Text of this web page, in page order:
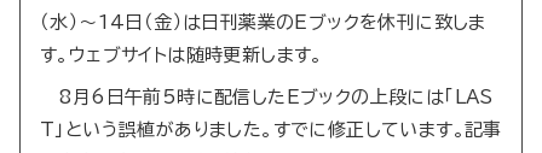
（水）～14日（金）は日刊薬業のEブックを休刊に致しま
す。ウェブサイトは随時更新します。
8月6日午前5時に配信したEブックの上段には「LAS
T」という誤植がありました。すでに修正しています。記事